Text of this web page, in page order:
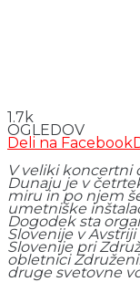
1.7k
OGLEDOV
Deli na Facebook
V veliki koncertni
Dunaju je v
miru in po njem
umetniške
Dogodek sta
Slovenije v
Slovenije pri
obletnici
druge svetovne